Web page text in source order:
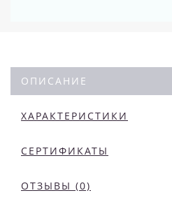
ОПИСАНИЕ
ХАРАКТЕРИСТИКИ
СЕРТИФИКАТЫ
ОТЗЫВЫ (0)